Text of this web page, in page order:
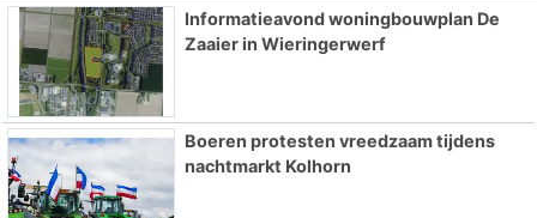
Informatieavond woningbouwplan De
Zaaier in Wieringerwerf
Boeren protesten vreedzaam tijdens
nachtmarkt Kolhorn